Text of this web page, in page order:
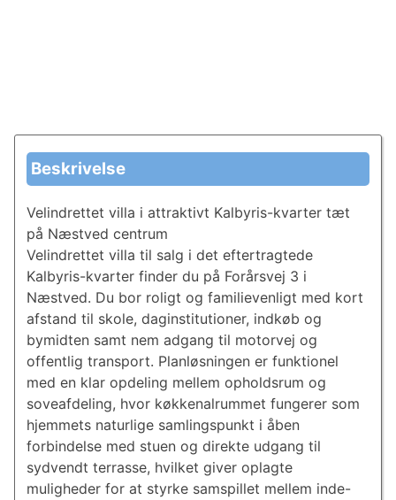
Beskrivelse
Velindrettet villa i attraktivt Kalbyris-kvarter tæt
på Næstved centrum
Velindrettet villa til salg i det eftertragtede
Kalbyris-kvarter finder du på Forårsvej 3 i
Næstved. Du bor roligt og familievenligt med kort
afstand til skole, daginstitutioner, indkøb og
bymidten samt nem adgang til motorvej og
offentlig transport. Planløsningen er funktionel
med en klar opdeling mellem opholdsrum og
soveafdeling, hvor køkkenalrummet fungerer som
hjemmets naturlige samlingspunkt i åben
forbindelse med stuen og direkte udgang til
sydvendt terrasse, hvilket giver oplagte
muligheder for at styrke samspillet mellem inde-